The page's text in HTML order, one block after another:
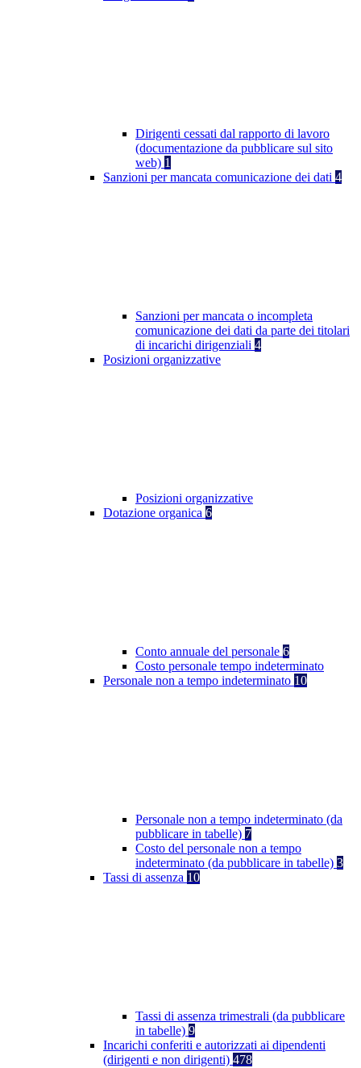
Dirigenti cessati dal rapporto di lavoro
(documentazione da pubblicare sul sito
web) 1
Sanzioni per mancata comunicazione dei dati 4
Sanzioni per mancata o incompleta
comunicazione dei dati da parte dei titolari
di incarichi dirigenziali 4
Posizioni organizzative
Posizioni organizzative
Dotazione organica 6
Conto annuale del personale 6
Costo personale tempo indeterminato
Personale non a tempo indeterminato 10
Personale non a tempo indeterminato (da
pubblicare in tabelle) 7
Costo del personale non a tempo
indeterminato (da pubblicare in tabelle) 3
Tassi di assenza 10
Tassi di assenza trimestrali (da pubblicare
in tabelle) 9
Incarichi conferiti e autorizzati ai dipendenti
(dirigenti e non dirigenti) 478